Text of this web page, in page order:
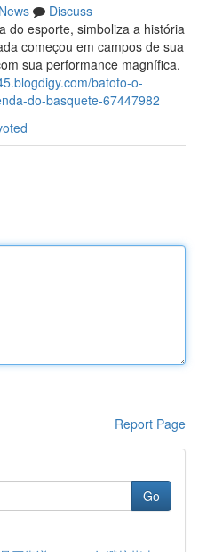
News
Discuss
do esporte, simboliza a história
começou em campos de sua
sua performance magnífica.
batoto-o-
do-basquete-67447982
Report Page
Go